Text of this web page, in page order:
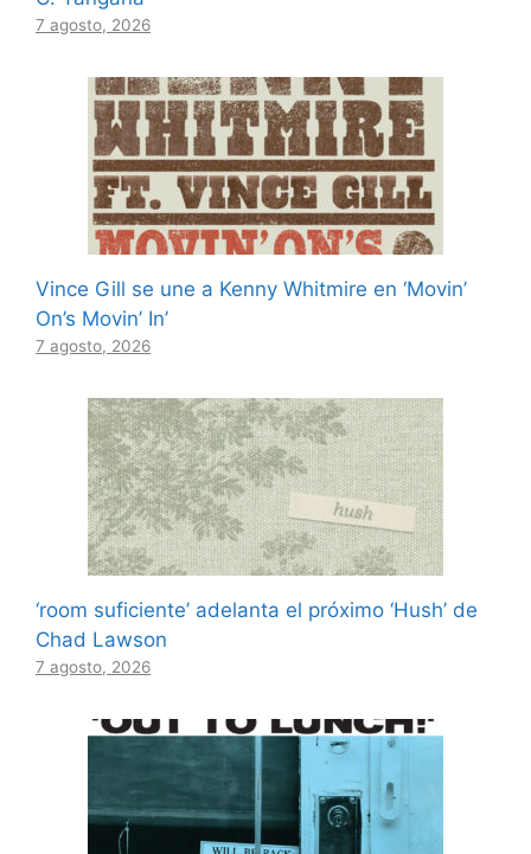
7 agosto, 2026
Vince Gill se une a Kenny Whitmire en ‘Movin’
On’s Movin’ In’
7 agosto, 2026
‘room suficiente’ adelanta el próximo ‘Hush’ de
Chad Lawson
7 agosto, 2026